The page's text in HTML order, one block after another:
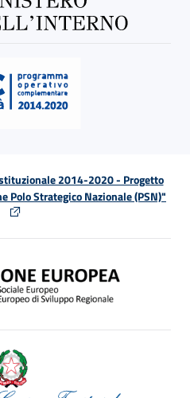
2014-2020 - Progetto
Polo Strategico Nazionale (PSN)"